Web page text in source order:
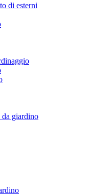
di esterni
da giardino